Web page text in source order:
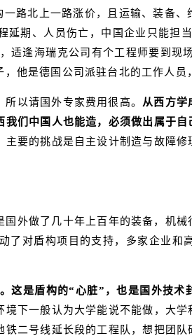
一路北上一路涨价，且运输、装备、
期、人员伤亡，中国企业只能担
适逢海瑞克公司有个工程师要到现
他是德国公司派驻台北的工作人员
以请国外专家费用很高。 从西方学
们中国人也能造，必须做出属于自
要的挑战是自主设计制造与故障修
外做了几十年上百年的装备，机
了对盾构项目的支持，多家企业和
这是盾构的“心脏”，也是国外技术
下一般认为大学能说不能做，大学
二号线延长段的工程队，想把团